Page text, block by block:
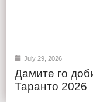
July 29, 2026
Дамите го
Таранто 2026